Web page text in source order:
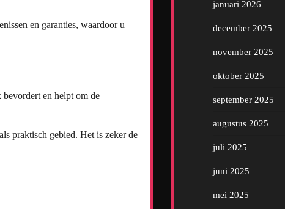
en garanties, waardoor u
en helpt om de
praktisch gebied. Het is zeker de
januari 2026
december 2025
november 2025
oktober 2025
september 2025
augustus 2025
juli 2025
juni 2025
mei 2025